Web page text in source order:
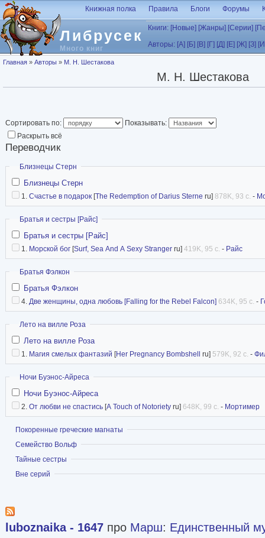
Перейти к основному содержанию
Либрусек
Много книг
Книжная полка Правила Блоги Форумы
Книги: [Новые] [Жанры] [Серии]
Авторы: [А] [Б] [В] [Г] [Д] [Е] [Ж] [З]
Вы здесь
Главная » Авторы » М. Н. Шестакова
М. Н. Шестакова
Сортировать по:
Показывать:
Раскрыть всё
Переводчик
Скрыть
Близнецы Стерн
Близнецы Стерн
1. Счастье в подарок [The Redemption of Darius Sterne ru] 878K, 93 с. -
Скрыть
Братья и сестры [Райс]
Братья и сестры [Райс]
1. Морской бог [Surf, Sea And A Sexy Stranger ru] 419K, 95 с. - Райс
Скрыть
Братья Фэлкон
Братья Фэлкон
4. Две женщины, одна любовь [Falling for the Rebel Falcon] 634K, 95 с. -
Скрыть
Лето на вилле Роза
Лето на вилле Роза
1. Магия смелых фантазий [Her Pregnancy Bombshell ru] 579K, 92 с. -
Скрыть
Ночи Буэнос-Айреса
Ночи Буэнос-Айреса
2. От любви не спастись [A Touch of Notoriety ru] 648K, 99 с. - Мортимер
Показать
Покоренные греческие магнаты
Показать
Семейство Вольф
Показать
Тайные сестры
Показать
Вне серий
luboznaika - 1647 про Марш: Единственный